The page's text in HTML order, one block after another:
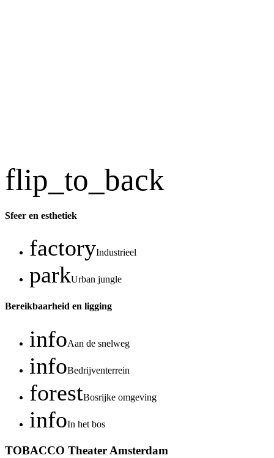
flip_to_back
Sfeer en esthetiek
factoryIndustrieel
parkUrban jungle
Bereikbaarheid en ligging
infoAan de snelweg
infoBedrijventerrein
forestBosrijke omgeving
infoIn het bos
TOBACCO Theater Amsterdam